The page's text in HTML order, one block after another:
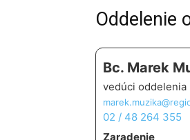
Oddelenie
Bc. Marek
vedúci oddelenia
02 / 48 264 355
Zaradenie